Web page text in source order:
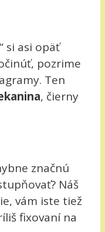
si asi opäť
pozrime
Ten
, čierny
značnú
Náš
vám iste tiež
fixovaní na